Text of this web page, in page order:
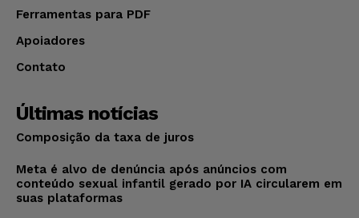
Ferramentas para PDF
Apoiadores
Contato
Últimas notícias
Composição da taxa de juros
Meta é alvo de denúncia após anúncios com
conteúdo sexual infantil gerado por IA circularem em
suas plataformas